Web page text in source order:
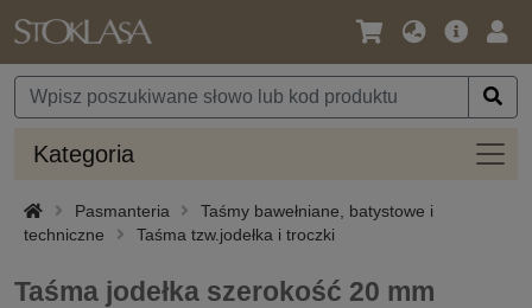
Język
Waluta
Oferta
Kategoria
Pasmanteria
Taśmy bawełniane, batystowe i
techniczne
Taśma tzw.jodełka i troczki
Taśma jodełka szerokość 20 mm